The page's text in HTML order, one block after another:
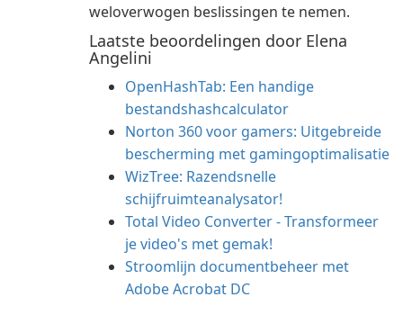
weloverwogen beslissingen te nemen.
Laatste beoordelingen door Elena
Angelini
OpenHashTab: Een handige
bestandshashcalculator
Norton 360 voor gamers: Uitgebreide
bescherming met gamingoptimalisatie
WizTree: Razendsnelle
schijfruimteanalysator!
Total Video Converter - Transformeer
je video's met gemak!
Stroomlijn documentbeheer met
Adobe Acrobat DC